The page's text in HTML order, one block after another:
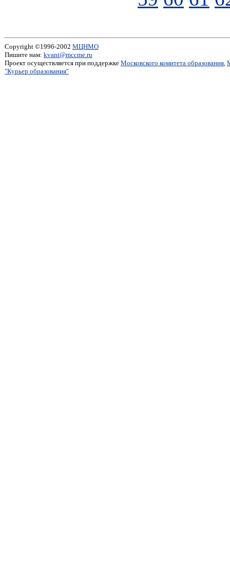
Copyright ©1996-2002 МЦНМО
Пишите нам: kvant@mccme.ru
Проект осуществляется при поддержке Московского комитета образования,
"Курьер образования"